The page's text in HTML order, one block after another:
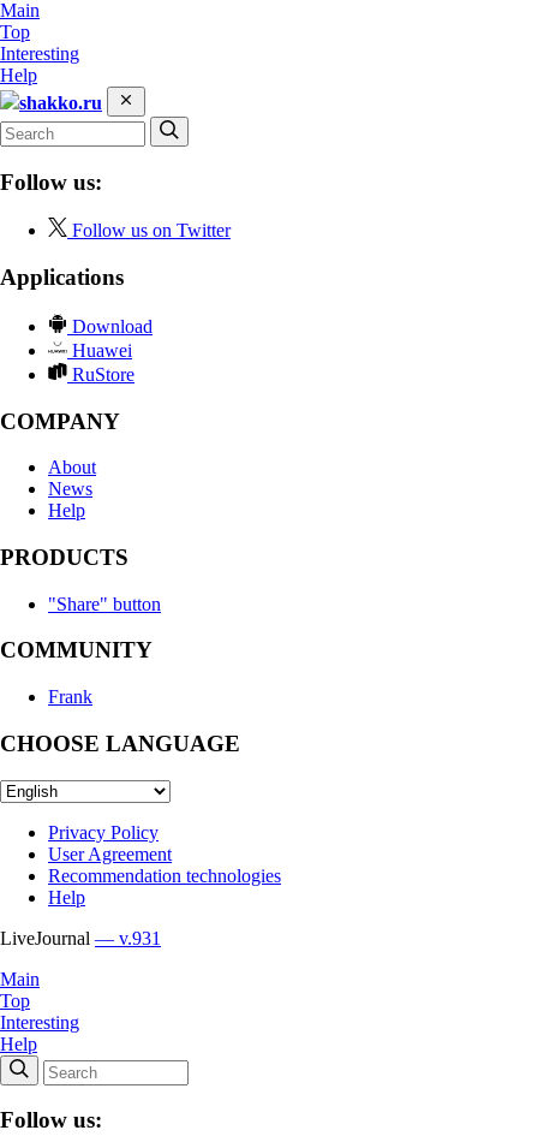
Main
Top
Interesting
Help
shakko.ru
Follow us:
Follow us on Twitter
Applications
Download
Huawei
RuStore
COMPANY
About
News
Help
PRODUCTS
"Share" button
COMMUNITY
Frank
CHOOSE LANGUAGE
Privacy Policy
User Agreement
Recommendation technologies
Help
LiveJournal — v.931
Main
Top
Interesting
Help
Follow us: